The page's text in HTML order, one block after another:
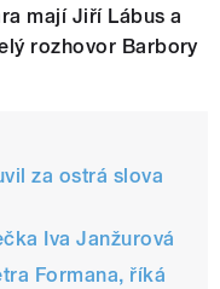
mají Jiří Lábus a
rozhovor Barbory
za ostrá slova
Iva Janžurová
Formana, říká